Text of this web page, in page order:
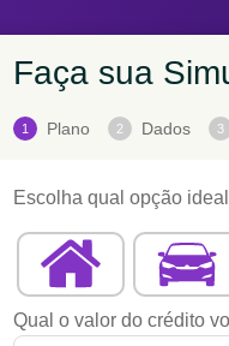
Faça sua
1 Plano 2 Dados 3
Escolha qual opção
Qual o valor do crédito